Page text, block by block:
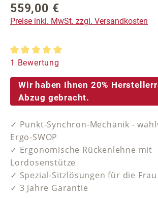
Regulärer Preis:
559,00 €
Preise inkl. MwSt. zzgl. Versandkosten
Durchschnittliche Bewertung von 5
1 Bewertung
Wir haben Ihnen 20%
Abzug gebracht.
✓ Punkt-Synchron-Mechanik -
Ergo-SWOP
✓ Ergonomische Rückenlehne mit
Lordosenstütze
✓ Spezial-Sitzlösungen für die Frau
✓ 3 Jahre Garantie